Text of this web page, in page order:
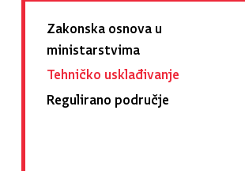
Zakonska osnova u
ministarstvima
Tehničko usklađivanje
Regulirano područje